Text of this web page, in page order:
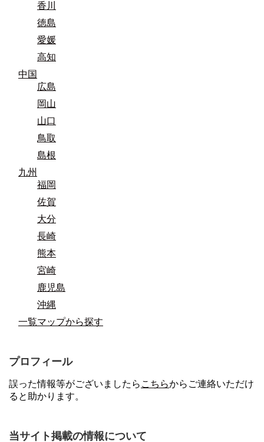
香川
徳島
愛媛
高知
中国
広島
岡山
山口
鳥取
島根
九州
福岡
佐賀
大分
長崎
熊本
宮崎
鹿児島
沖縄
一覧マップから探す
プロフィール
誤った情報等がございましたら こちらからご連絡いただけ
ると助かります。
当サイト掲載の情報について